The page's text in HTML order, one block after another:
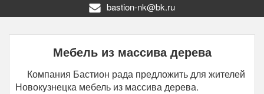
bastion-nk@bk.ru
Мебель из массива дерева
Компания Бастион рада предложить для жителей
Новокузнецка мебель из массива дерева.